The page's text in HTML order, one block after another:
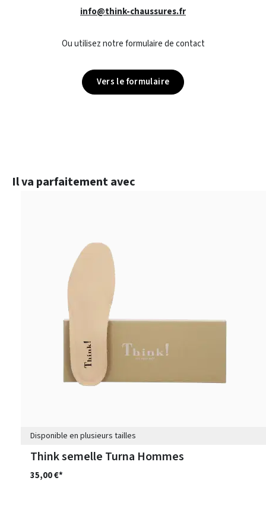
info@think-chaussures.fr
Ou utilisez notre formulaire de contact
Vers le formulaire
Ignorer la galerie de produits
Il va parfaitement avec
Disponible en plusieurs tailles
Think semelle Turna Hommes
35,00 €*